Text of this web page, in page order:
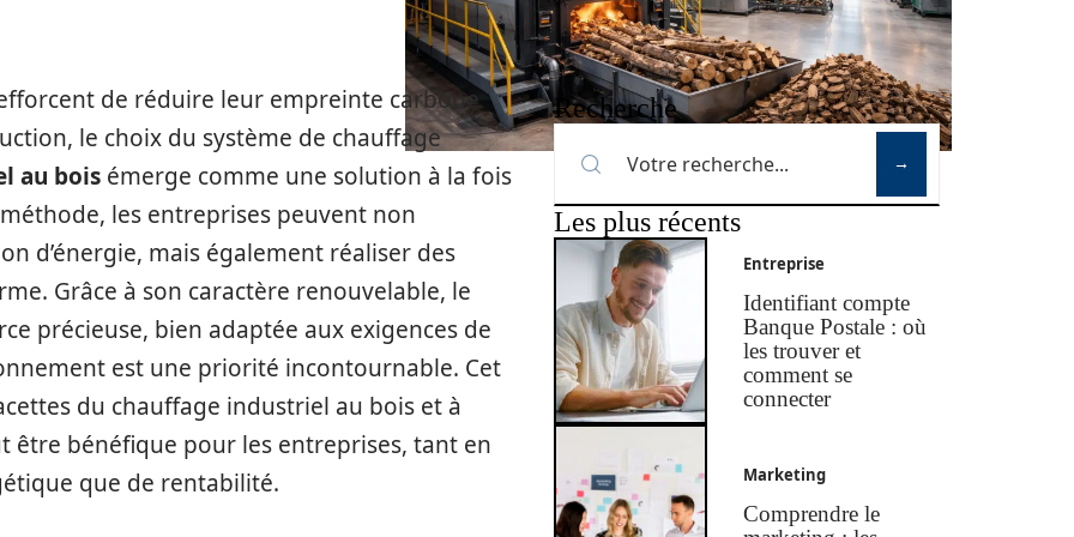
de réduire leur empreinte carbone
le choix du système de chauffage
au bois émerge comme une solution à la fois
les entreprises peuvent non
d’énergie, mais également réaliser des
Grâce à son caractère renouvelable, le
précieuse, bien adaptée aux exigences de
est une priorité incontournable. Cet
du chauffage industriel au bois et à
bénéfique pour les entreprises, tant en
que de rentabilité.
Recherche
Les plus récents
Entreprise
Identifiant compte
Banque Postale : où
les trouver et
comment se
connecter
Marketing
Comprendre le